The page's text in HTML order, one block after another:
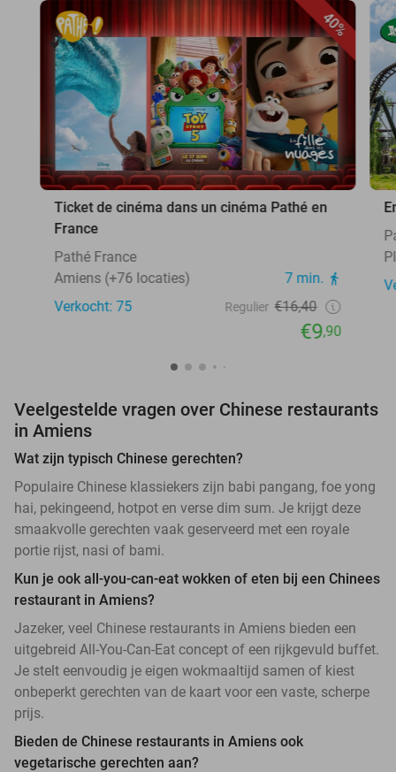
40%
Ticket de cinéma dans un cinéma Pathé en
France
Pathé France
Amiens (+76 locaties)
7 min.
Verkocht: 75
Regulier €16,40
€9,90
Veelgestelde vragen over Chinese restaurants
in Amiens
Wat zijn typisch Chinese gerechten?
Populaire Chinese klassiekers zijn babi pangang, foe yong
hai, pekingeend, hotpot en verse dim sum. Je krijgt deze
smaakvolle gerechten vaak geserveerd met een royale
portie rijst, nasi of bami.
Kun je ook all-you-can-eat wokken of eten bij een Chinees
restaurant in Amiens?
Jazeker, veel Chinese restaurants in Amiens bieden een
uitgebreid All-You-Can-Eat concept of een rijkgevuld buffet.
Je stelt eenvoudig je eigen wokmaaltijd samen of kiest
onbeperkt gerechten van de kaart voor een vaste, scherpe
prijs.
Bieden de Chinese restaurants in Amiens ook
vegetarische gerechten aan?